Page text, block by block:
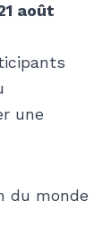
août
une
du monde